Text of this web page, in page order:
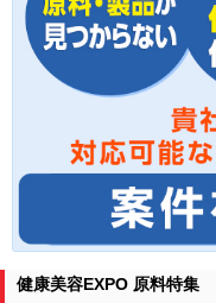
健康美容EXPO 原料特集